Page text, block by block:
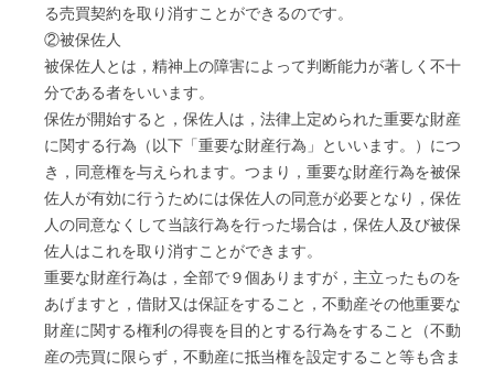
る売買契約を取り消すことができるのです。
②被保佐人
被保佐人とは，精神上の障害によって判断能力が著しく不十
分である者をいいます。
保佐が開始すると，保佐人は，法律上定められた重要な財産
に関する行為（以下「重要な財産行為」といいます。）につ
き，同意権を与えられます。つまり，重要な財産行為を被保
佐人が有効に行うためには保佐人の同意が必要となり，保佐
人の同意なくして当該行為を行った場合は，保佐人及び被保
佐人はこれを取り消すことができます。
重要な財産行為は，全部で９個ありますが，主立ったものを
あげますと，借財又は保証をすること，不動産その他重要な
財産に関する権利の得喪を目的とする行為をすること（不動
産の売買に限らず，不動産に抵当権を設定すること等も含ま